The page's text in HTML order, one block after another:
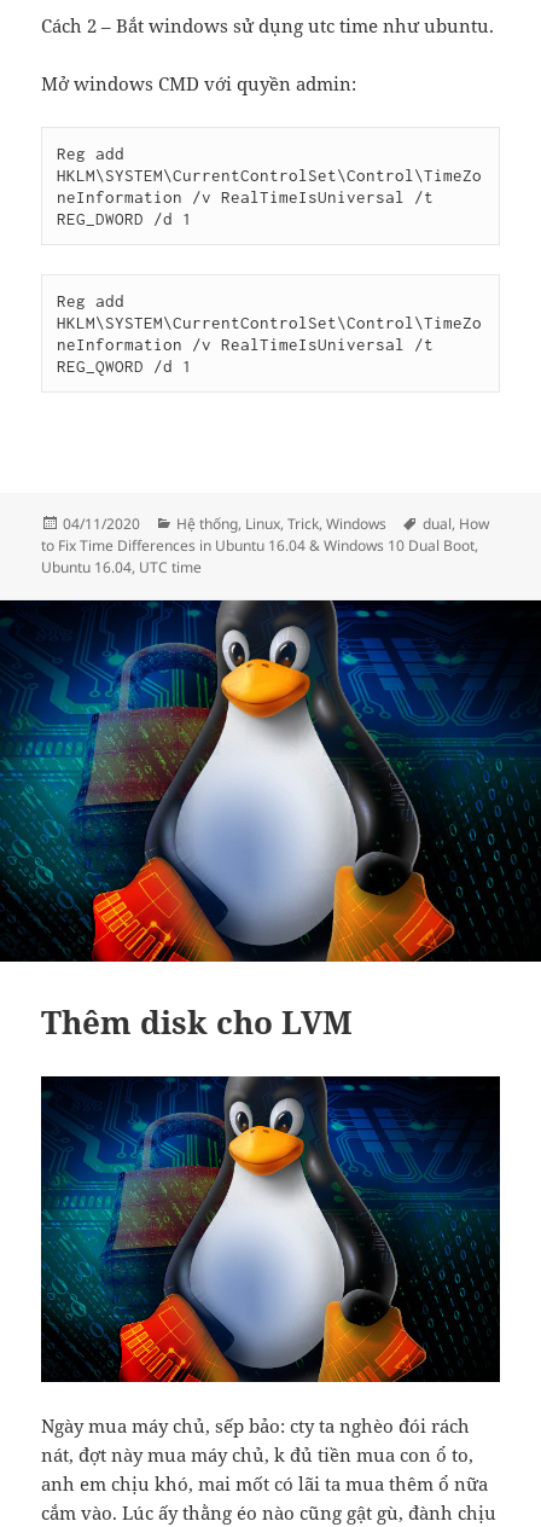
Cách 2 – Bắt windows sử dụng utc time như ubuntu.
Mở windows CMD với quyền admin:
Reg add
HKLM\SYSTEM\CurrentControlSet\Control\TimeZo
neInformation /v RealTimeIsUniversal /t
Reg add
HKLM\SYSTEM\CurrentControlSet\Control\TimeZo
neInformation /v RealTimeIsUniversal /t
REG_QWORD /d 1
Đăng
vào
ngày
04/11/2020
Danh
mục
Hệ thống, Linux,Trick,Windows Thẻ
dual, How
to Fix Time Differences in Ubuntu 16.04 & Windows 10 Dual Boot,
Ubuntu 16.04, UTC time
Thêm disk cho LVM
Ngày mua máy chủ, sếp bảo: cty ta nghèo đói rách
nát, đợt này mua máy chủ, k đủ tiền mua con ổ to,
anh em chịu khó, mai mốt có lãi ta mua thêm ổ nữa
cắm vào. Lúc ấy thằng éo nào cũng gật gù, đành chịu